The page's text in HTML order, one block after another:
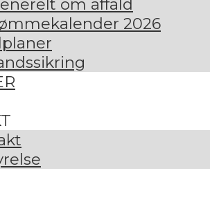
om affald
2026